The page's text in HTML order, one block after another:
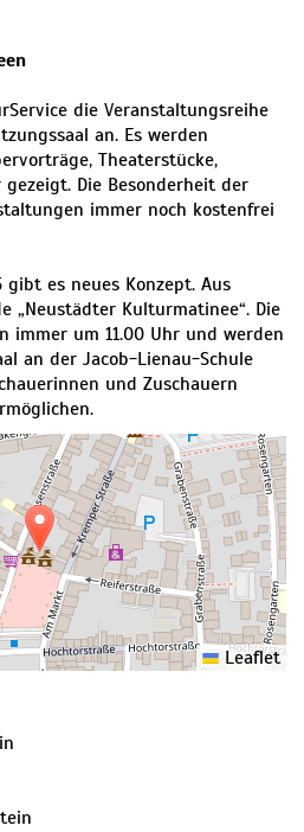
die Veranstaltungsreihe
an. Es werden
Theaterstücke,
Die Besonderheit der
immer noch kostenfrei
gibt es neues Konzept. Aus
„Neustädter Kulturmatinee“. Die
immer um 11.00 Uhr und werden
an der Jacob-Lienau-Schule
und Zuschauern
Leaflet